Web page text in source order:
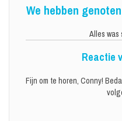
We hebben
Alles was
Reactie
Fijn om te horen, Conny!